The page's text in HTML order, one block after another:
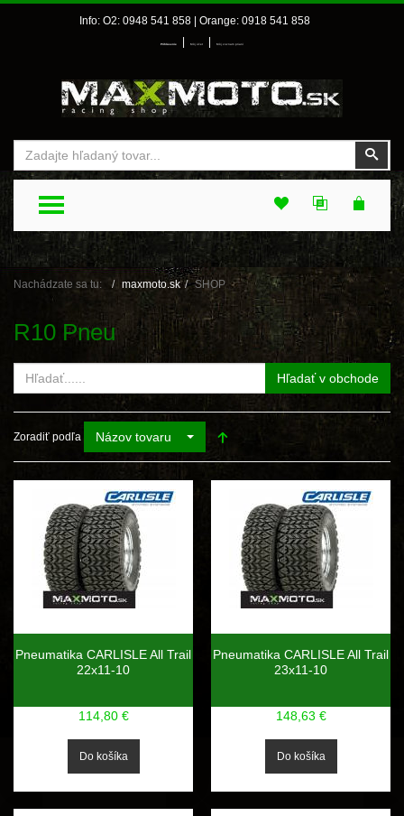
Info: O2: 0948 541 858 | Orange: 0918 541 858
Prihlásenie Môj účet Môj zoznam prianí
TOGGLE MENU
Nachádzate sa tu: maxmoto.sk SHOP
R10 Pneu
Hľadať v obchode
Zoradiť podľa Názov tovaru
Pneumatika CARLISLE All Trail
22x11-10
114,80 €
Pneumatika CARLISLE All Trail
23x11-10
148,63 €